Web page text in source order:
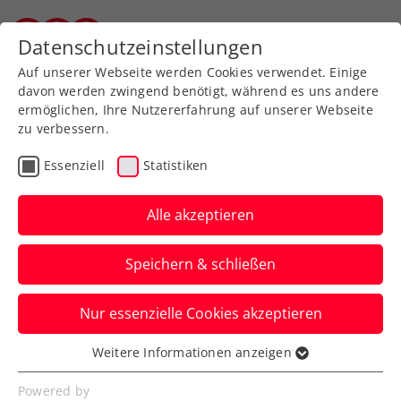
Zurück zur Newsübersicht
Turniere
VTV-Nachwuchs beim
Kat. 2- Turnier in Imst: 15
Medaillen für Vorarlberg
Verfasst von: Evelyn Ratt-Nenning / chatgpt, 05.08.2025
Datenschutzeinstellungen
Auf unserer Webseite werden Cookies verwendet. Einige
davon werden zwingend benötigt, während es uns andere
ermöglichen, Ihre Nutzererfahrung auf unserer Webseite
zu verbessern.
Essenziell Statistiken
Alle akzeptieren
Speichern & schließen
Nur essenzielle Cookies akzeptieren
Essenziell
Essenzielle Cookies werden für grundlegende
Weitere Informationen anzeigen
Powered by